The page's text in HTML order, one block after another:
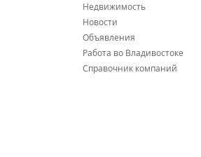
Недвижимость
Новости
Объявления
Работа во Владивостоке
Справочник компаний